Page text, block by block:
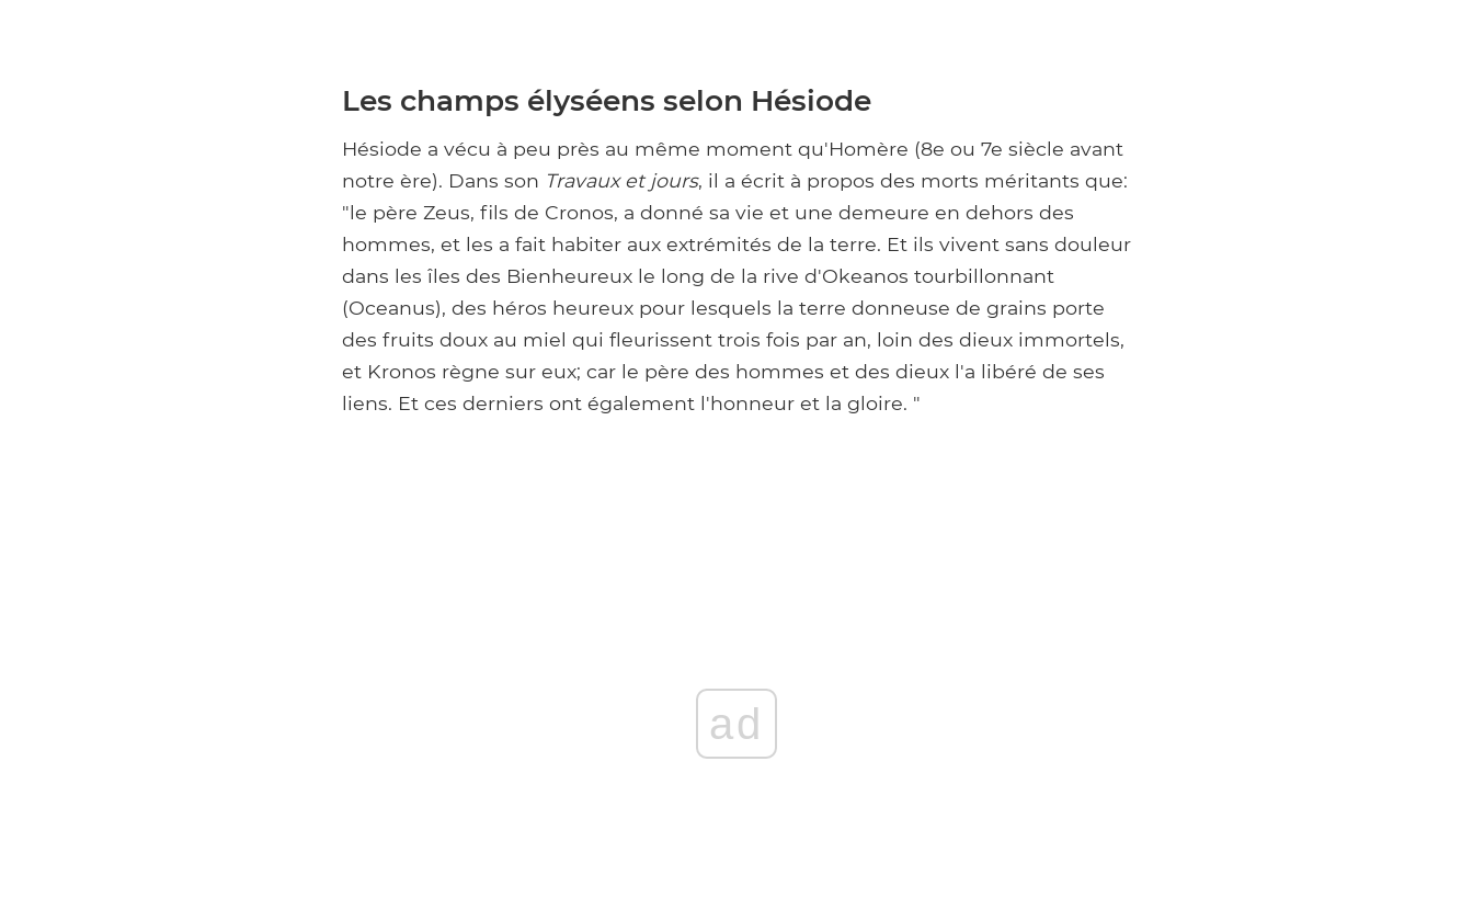
Les champs élyséens selon Hésiode
Hésiode a vécu à peu près au même moment qu'Homère (8e ou 7e siècle avant
notre ère). Dans son Travaux et jours, il a écrit à propos des morts méritants que:
"le père Zeus, fils de Cronos, a donné sa vie et une demeure en dehors des
hommes, et les a fait habiter aux extrémités de la terre. Et ils vivent sans douleur
dans les îles des Bienheureux le long de la rive d'Okeanos tourbillonnant
(Oceanus), des héros heureux pour lesquels la terre donneuse de grains porte
des fruits doux au miel qui fleurissent trois fois par an, loin des dieux immortels,
et Kronos règne sur eux; car le père des hommes et des dieux l'a libéré de ses
liens. Et ces derniers ont également l'honneur et la gloire. "
ad